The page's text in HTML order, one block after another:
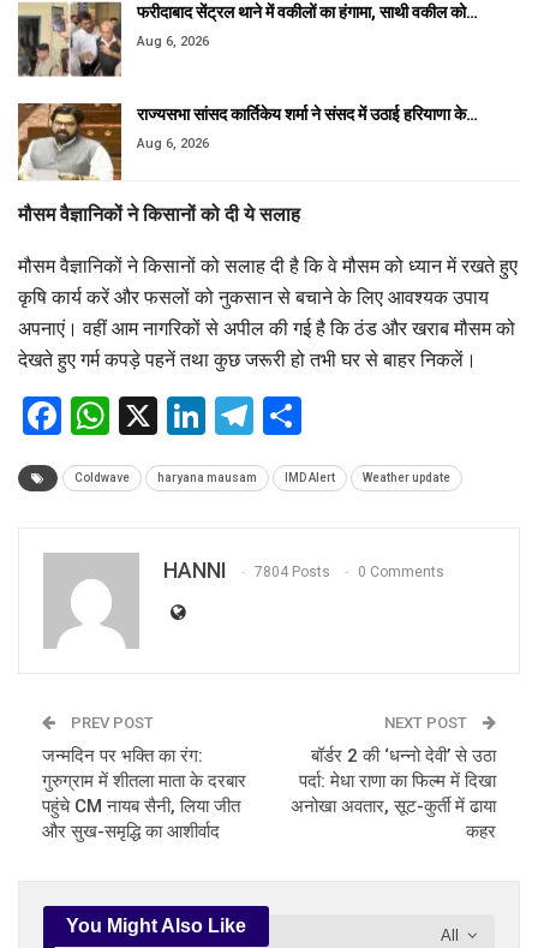
फरीदाबाद सेंट्रल थाने में वकीलों का हंगामा, साथी वकील को…
Aug 6, 2026
राज्यसभा सांसद कार्तिकेय शर्मा ने संसद में उठाई हरियाणा के…
Aug 6, 2026
मौसम वैज्ञानिकों ने किसानों को दी ये सलाह
मौसम वैज्ञानिकों ने किसानों को सलाह दी है कि वे मौसम को ध्यान में रखते हुए
कृषि कार्य करें और फसलों को नुकसान से बचाने के लिए आवश्यक उपाय
अपनाएं। वहीं आम नागरिकों से अपील की गई है कि ठंड और खराब मौसम को
देखते हुए गर्म कपड़े पहनें तथा कुछ जरूरी हो तभी घर से बाहर निकलें।
Facebook
WhatsApp
X LinkedIn
Telegram
Coldwave haryana mausam IMD Alert Weather update
HANNI 7804 Posts 0 Comments
PREV POST
जन्मदिन पर भक्ति का रंग:
गुरुग्राम में शीतला माता के दरबार
पहुंचे CM नायब सैनी, लिया जीत
और सुख-समृद्धि का आशीर्वाद
NEXT POST
बॉर्डर 2 की ‘धन्नो देवी’ से उठा
पर्दा: मेधा राणा का फिल्म में दिखा
अनोखा अवतार, सूट-कुर्ती में ढाया
कहर
All
You Might Also Like